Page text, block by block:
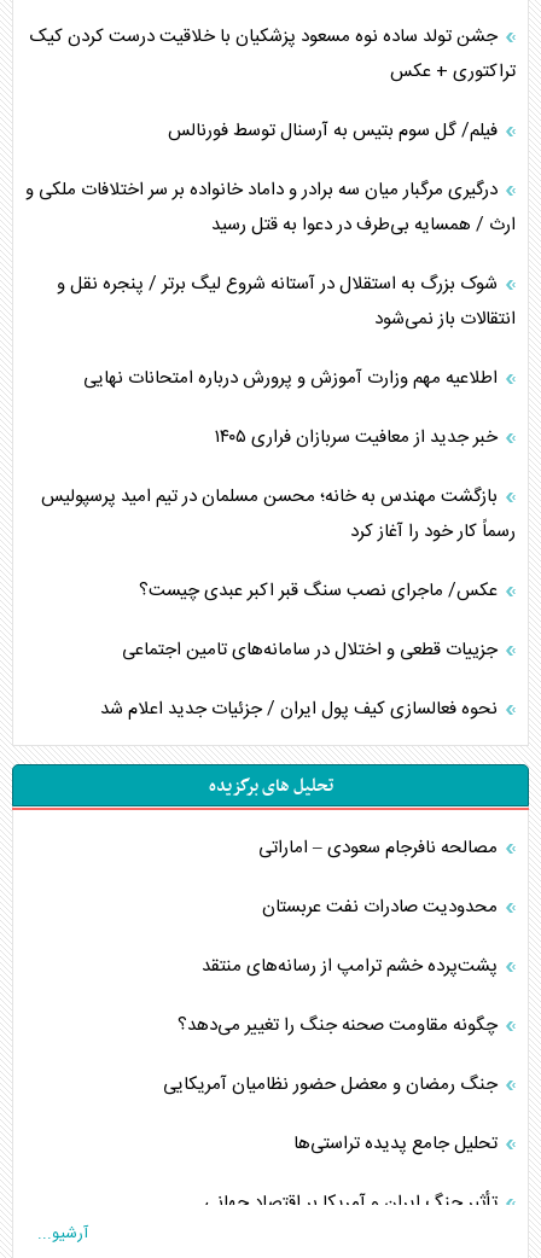
جشن تولد ساده نوه مسعود پزشکیان با خلاقیت درست کردن کیک
تراکتوری + عکس
فیلم/ گل سوم بتیس به آرسنال توسط فورنالس
درگیری مرگبار میان سه برادر و داماد خانواده بر سر اختلافات ملکی و
ارث / همسایه بی‌طرف در دعوا به قتل رسید
شوک بزرگ به استقلال در آستانه شروع لیگ برتر / پنجره نقل و
انتقالات باز نمی‌شود
اطلاعیه مهم وزارت آموزش و پرورش درباره امتحانات نهایی
خبر جدید از معافیت سربازان فراری ۱۴۰۵
بازگشت مهندس به خانه؛ محسن مسلمان در تیم امید پرسپولیس
رسماً کار خود را آغاز کرد
عکس/ ماجرای نصب سنگ قبر اکبر عبدی چیست؟
جزییات قطعی و اختلال در سامانه‌های تامین اجتماعی
نحوه فعالسازی کیف پول ایران / جزئیات جدید اعلام شد
تحلیل های برگزیده
مصالحه نافرجام سعودی – اماراتی
محدودیت صادرات نفت عربستان
پشت‌پرده خشم ترامپ از رسانه‌های منتقد
چگونه مقاومت صحنه جنگ را تغییر می‌دهد؟
جنگ رمضان و معضل حضور نظامیان آمریکایی
تحلیل جامع پدیده تراستی‌ها
تأثیر جنگ ایران و آمریکا بر اقتصاد جهانی
آرشیو...